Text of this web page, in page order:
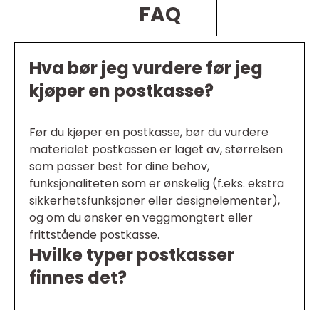
FAQ
Hva bør jeg vurdere før jeg
kjøper en postkasse?
Før du kjøper en postkasse, bør du vurdere
materialet postkassen er laget av, størrelsen
som passer best for dine behov,
funksjonaliteten som er ønskelig (f.eks. ekstra
sikkerhetsfunksjoner eller designelementer),
og om du ønsker en veggmongtert eller
frittstående postkasse.
Hvilke typer postkasser
finnes det?